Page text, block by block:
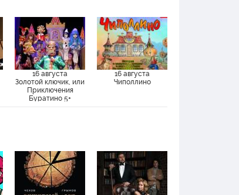
16 августа
Золотой ключик, или
Приключения
Буратино 5+
16 августа
Чиполлино